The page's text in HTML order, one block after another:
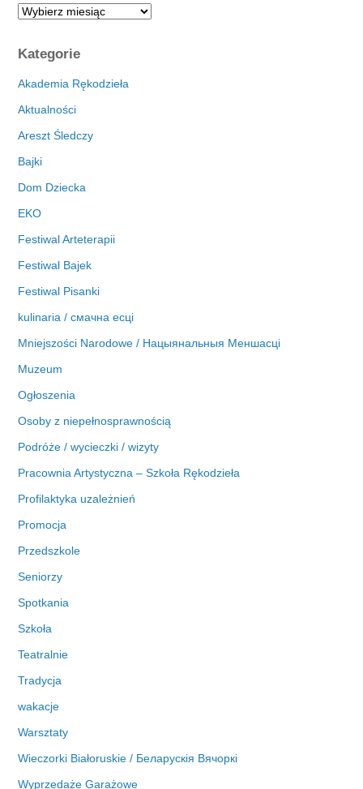
A
h
i
a
Kategorie
Akademia Rękodzieła
Aktualności
Areszt Śledczy
Bajki
Dom Dziecka
EKO
Festiwal Arteterapii
Festiwal Bajek
Festiwal Pisanki
kulinaria / смачна есці
Mniejszości Narodowe / Нацыянальныя Меншасці
Muzeum
Ogłoszenia
Osoby z niepełnosprawnością
Podróże / wycieczki / wizyty
Pracownia Artystyczna – Szkoła Rękodzieła
Profilaktyka uzależnień
Promocja
Przedszkole
Seniorzy
Spotkania
Szkoła
Teatralnie
Tradycja
wakacje
Warsztaty
Wieczorki Białoruskie / Беларускія Вячоркі
Wyprzedaże Garażowe